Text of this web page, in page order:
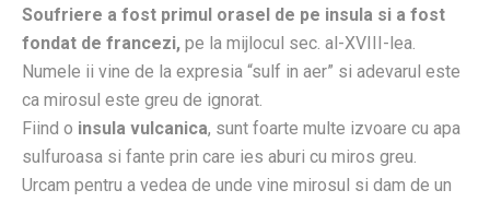
Soufriere a fost primul orasel de pe insula si a fost
fondat de francezi, pe la mijlocul sec. al-XVIII-lea.
Numele ii vine de la expresia “sulf in aer” si adevarul este
ca mirosul este greu de ignorat.
Fiind o insula vulcanica, sunt foarte multe izvoare cu apa
sulfuroasa si fante prin care ies aburi cu miros greu.
Urcam pentru a vedea de unde vine mirosul si dam de un